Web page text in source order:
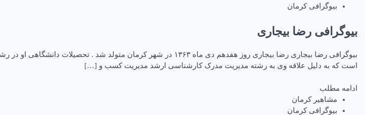
بیوگرافی کرمان
بیوگرافی رضا بیجاری
بیوگرافی رضا بیجاری رضا بیجاری روز هفدهم دی ماه ۱۳۶۳ در شهر کرمان
است که به دلیل علاقه وی به رشته مدیریت مدرک کارشناسی ارشد مدیریت کسب و […]
ادامه مطلب
مشاهیر کرمان
بیوگرافی کرمان